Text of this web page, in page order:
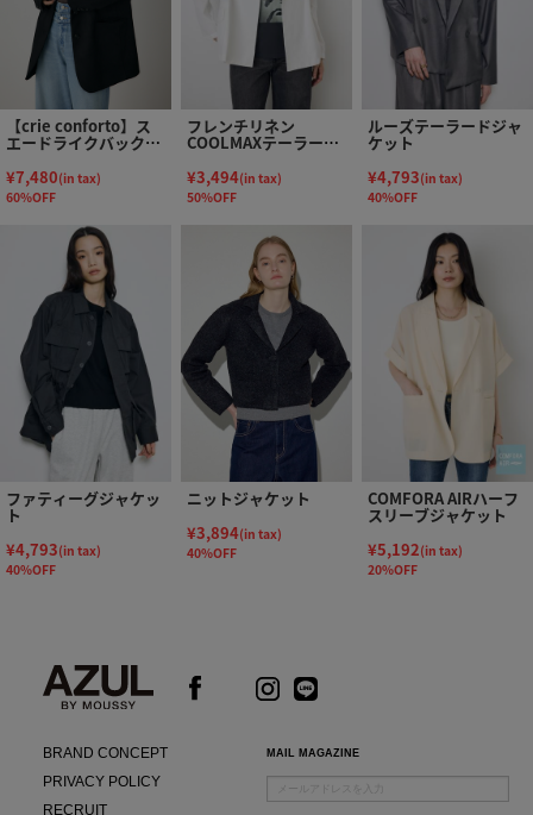
【crie conforto】ス
エードライクバックポ
ケットジャケット
¥7,480(in tax)
60%OFF
フレンチリネン
COOLMAXテーラード
¥3,494(in tax)
50%OFF
ルーズテーラードジャ
ケット
¥4,793(in tax)
40%OFF
ファティーグジャケッ
ト
¥4,793(in tax)
40%OFF
ニットジャケット
¥3,894(in tax)
40%OFF
COMFORA AIRハーフ
スリーブジャケット
¥5,192(in tax)
20%OFF
BRAND CONCEPT
PRIVACY POLICY
RECRUIT
MAIL MAGAZINE